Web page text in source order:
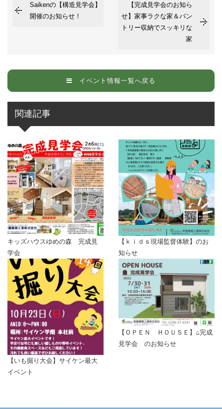
■個人情報の第三者への開示や提供
当社は、ご提供いただいた個人情報については、以下のいずれか
に該当する場合を除き、いかなる第三者にも開示・提供いたしま
をさせていただくためや、契約の責任を果たすため。
3）お客様個人を判別できない状態で開示する場合
4）法令等により開示を要求された場合
■個人情報の管理
当社は、お客様の個人情報については適切・慎重に管理するとと
もに、外部への漏洩を防止します。
■個人情報の変更・取り消し
お客様にご提供いただきました個人情報について、訂正・削除の
希望があった場合、お客様本人によるものであるあることが確認
できた場合に限り、合理的な範囲で速やかに対応いたします。
■プライバシーポリシーの適用範囲
本プライバシーポリシーの適用範囲は、当サイト内とします。
リンク先の第三者のサイトにおける個人情報等の保護については
責任を負うものではありません。
お客様自身の責任において個々のウェブサイトの個人情報に関す
る規約等をご確認下さい。
■お問い合わせについて
この内容に関するお問い合わせは当社でお受けいたします。
斉藤建築工業株式会社
〒308-0103 茨城県筑西市辻1510-3
TEL：0296-37-4541
Saikenの【構造見学会】
開催のお知らせ！
【完成見学会のお知ら
せ】家事ラクな家＆パン
トリー収納でスッキリな
家
イベント情報一覧へ戻る
関連記事
キッズハウスゆめの森 完成見
学会
【ｋｉｄｓ現場監督体験】のお
知らせ
【いも掘り大会】サイケン最大
イベント
【ＯＰＥＮ ＨＯＵＳＥ】⌂完成
見学会 のお知らせ